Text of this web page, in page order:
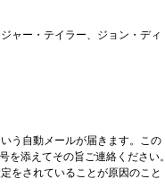
ャー・テイラー、ジョン・ディ
う自動メールが届きます。この
を添えてその旨ご連絡ください。
をされていることが原因のこと